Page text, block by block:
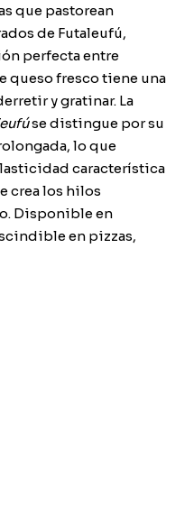
que pastorean
de Futaleufú,
perfecta entre
queso fresco tiene una
y gratinar. La
se distingue por su
lo que
característica
crea los hilos
Disponible en
en pizzas,